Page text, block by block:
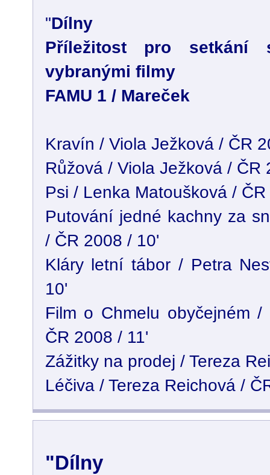
"Dílny
Příležitost pro
vybranými filmy
FAMU 1 / Mareček
Kravín / Viola Ježková / ČR
Růžová / Viola Ježková / ČR
Psi / Lenka Matoušková /
Putování jedné kachny za
/ ČR 2008 / 10'
Kláry letní tábor / Petra
10'
Film o Chmelu obyčejném
ČR 2008 / 11'
Zážitky na prodej / Tereza
Léčiva / Tereza Reichová /
"Dílny